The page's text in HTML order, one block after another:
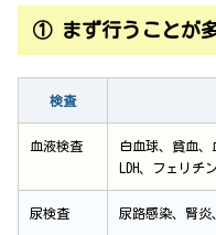
① まず行うことが
検査
血液検査
白血球、貧血、
LDH、フェリチ
尿検査 尿路感染、腎炎